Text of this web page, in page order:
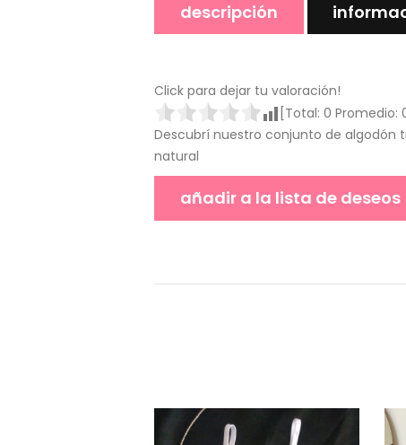
descripción
Click para dejar tu valoración!
[Total: 0 Promedio:
Descubrí nuestro conjunto de algodón
natural
añadir a la lista de deseos